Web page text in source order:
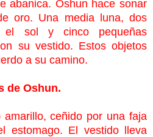
abanica. Oshun hace sonar
oro. Una media luna, dos
el sol y cinco pequeñas
su vestido. Estos objetos
a su camino.
de Oshun.
ceñido por una faja
estomago. El vestido lleva